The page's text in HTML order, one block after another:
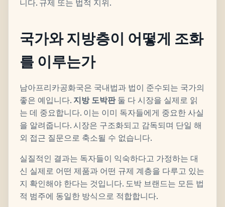
니다. 규제 또는 법적 지위.
국가와 지방층이 어떻게 조화
를 이루는가
남아프리카공화국은 국내법과 법이 준수되는 국가의
좋은 예입니다. 지방 도박판둘 다 시장을 실제로 읽
는 데 중요합니다. 이는 이미 독자들에게 중요한 사실
을 알려줍니다. 시장은 구조화되고 감독되며 단일 해
외 접근 질문으로 축소될 수 없습니다.
실질적인 결과는 독자들이 익숙하다고 가정하는 대
신 실제로 어떤 제품과 어떤 규제 계층을 다루고 있는
지 확인해야 한다는 것입니다. 도박 브랜드는 모든 법
적 범주에 동일한 방식으로 적합합니다.